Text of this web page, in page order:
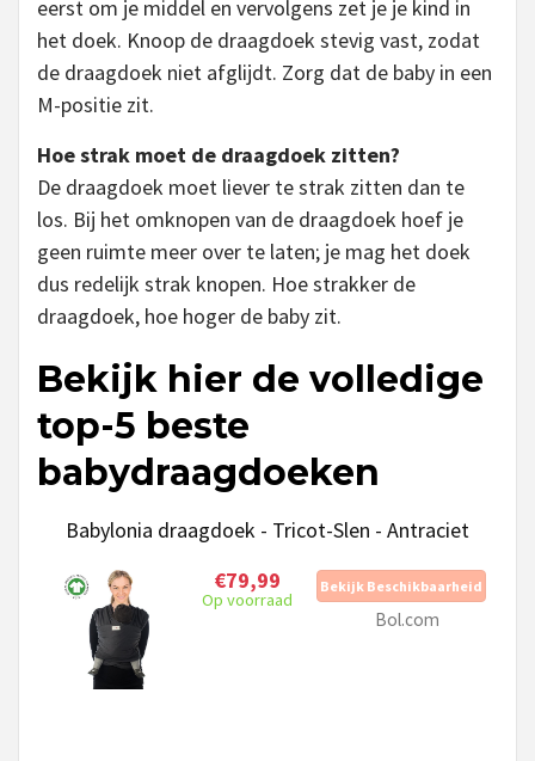
eerst om je middel en vervolgens zet je je kind in
het doek. Knoop de draagdoek stevig vast, zodat
de draagdoek niet afglijdt. Zorg dat de baby in een
M-positie zit.
Hoe strak moet de draagdoek zitten?
De draagdoek moet liever te strak zitten dan te
los. Bij het omknopen van de draagdoek hoef je
geen ruimte meer over te laten; je mag het doek
dus redelijk strak knopen. Hoe strakker de
draagdoek, hoe hoger de baby zit.
Bekijk hier de volledige
top-5 beste
babydraagdoeken
Babylonia draagdoek - Tricot-Slen - Antraciet
€79,99
Op voorraad
Bekijk Beschikbaarheid
Bol.com